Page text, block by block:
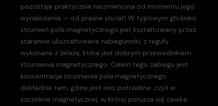
pozostaje praktycznie niezmieniona od momentu jego
wynalezienia — od prawie stu lat! W typowym głośniku
strumień pola magnetycznego jest kształtowany przez
starannie ukształtowane nabiegunniki, z reguły
wykonane z żelaza, które jest dobrym przewodnikiem
strumienia magnetycznego. Celem tego zabiegu jest
koncentracja strumienia pola magnetycznego
dokładnie tam, gdzie jest ono potrzebne: czyli w
szczelinie magnetycznej, w której porusza się cewka.